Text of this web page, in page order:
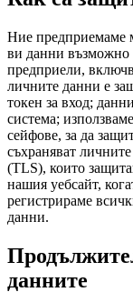
Ние предприемаме
ви данни възможно
предприели,
личните данни е
токен за вход;
система;
сейфове, за да
съхраняват
(TLS), които
нашия уебсайт,
регистрираме
данни.
данните